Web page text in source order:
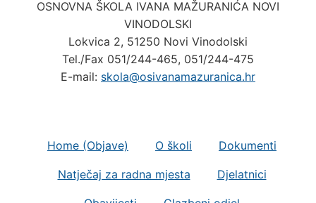
OSNOVNA ŠKOLA IVANA MAŽURANIĆA NOVI
VINODOLSKI
Lokvica 2, 51250 Novi Vinodolski
Tel./Fax 051/244-465, 051/244-475
E-mail: skola@osivanamazuranica.hr
Home (Objave) O školi Dokumenti
Natječaj za radna mjesta Djelatnici